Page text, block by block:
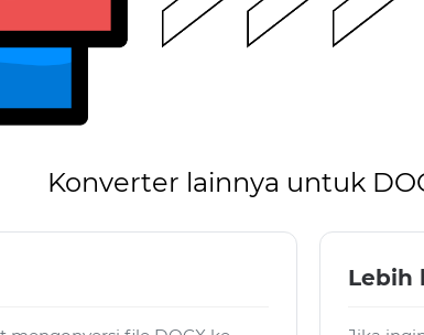
Konverter lainnya untuk
Lebih